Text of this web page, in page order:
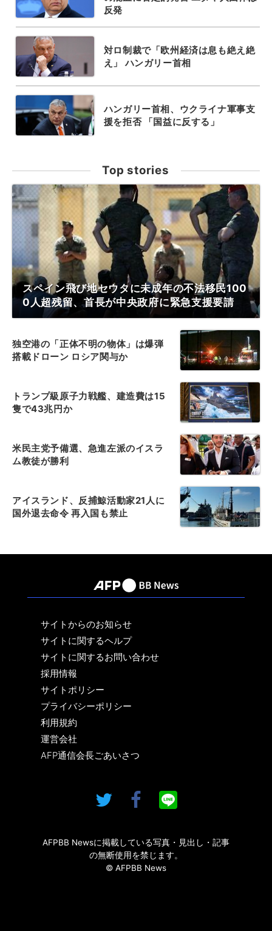
反発
対ロ制裁で「欧州経済は息も絶え絶
え」 ハンガリー首相
ハンガリー首相、ウクライナ軍事支
援を拒否 「国益に反する」
Top stories
スペイン飛び地セウタに未成年の不法移民100
0人超残留、首長が中央政府に緊急支援要請
独空港の「正体不明の物体」は爆弾
搭載ドローン ロシア関与か
トランプ級原子力戦艦、建造費は15
隻で43兆円か
米民主党予備選、急進左派のイスラ
ム教徒が勝利
アイスランド、反捕鯨活動家21人に
国外退去命令 再入国も禁止
サイトからのお知らせ
サイトに関するヘルプ
サイトに関するお問い合わせ
採用情報
サイトポリシー
プライバシーポリシー
利用規約
運営会社
AFP通信会長ごあいさつ
AFPBB Newsに掲載している写真・見出し・記事
の無断使用を禁じます。
© AFPBB News